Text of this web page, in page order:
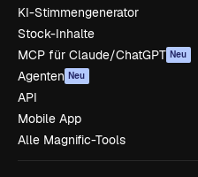
KI-Stimmengenerator
Stock-Inhalte
MCP für Claude/ChatGPT Neu
Agenten Neu
API
Mobile App
Alle Magnific-Tools